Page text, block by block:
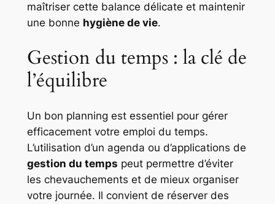
maîtriser cette balance délicate et maintenir
une bonne hygiène de vie.
Gestion du temps : la clé de
l’équilibre
Un bon planning est essentiel pour gérer
efficacement votre emploi du temps.
L’utilisation d’un agenda ou d’applications de
gestion du temps peut permettre d’éviter
les chevauchements et de mieux organiser
votre journée. Il convient de réserver des